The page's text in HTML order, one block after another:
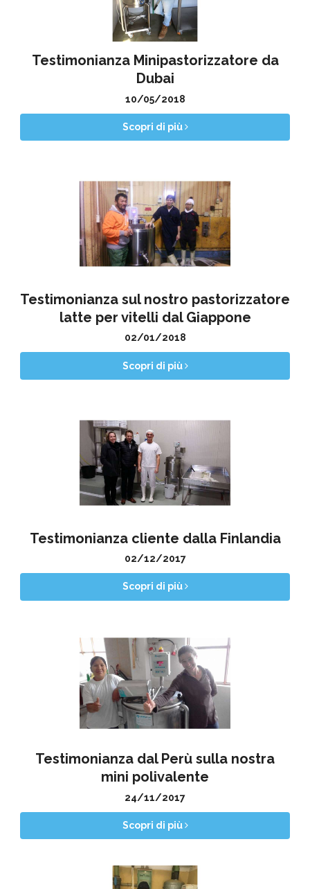
Testimonianza Minipastorizzatore da
Dubai
10/05/2018
Scopri di più
Testimonianza sul nostro pastorizzatore
latte per vitelli dal Giappone
02/01/2018
Scopri di più
Testimonianza cliente dalla Finlandia
02/12/2017
Scopri di più
Testimonianza dal Perù sulla nostra
mini polivalente
24/11/2017
Scopri di più